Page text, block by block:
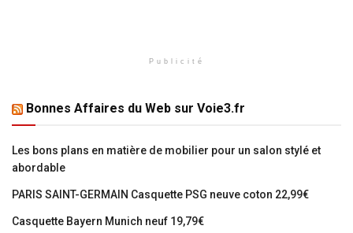
Publicité
Bonnes Affaires du Web sur Voie3.fr
Les bons plans en matière de mobilier pour un salon stylé et
abordable
PARIS SAINT-GERMAIN Casquette PSG neuve coton 22,99€
Casquette Bayern Munich neuf 19,79€